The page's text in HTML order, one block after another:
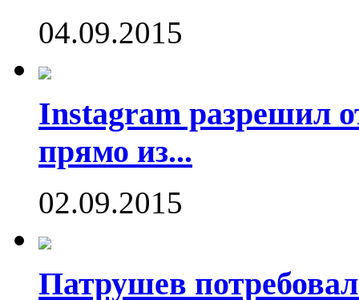
04.09.2015
Instagram разрешил
прямо из...
02.09.2015
Патрушев